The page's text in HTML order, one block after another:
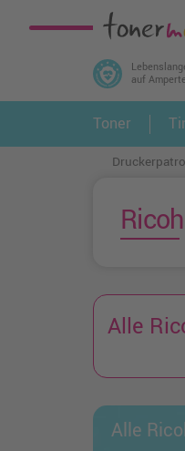
auf
In 3
und alle
Toner
Alle
Alle